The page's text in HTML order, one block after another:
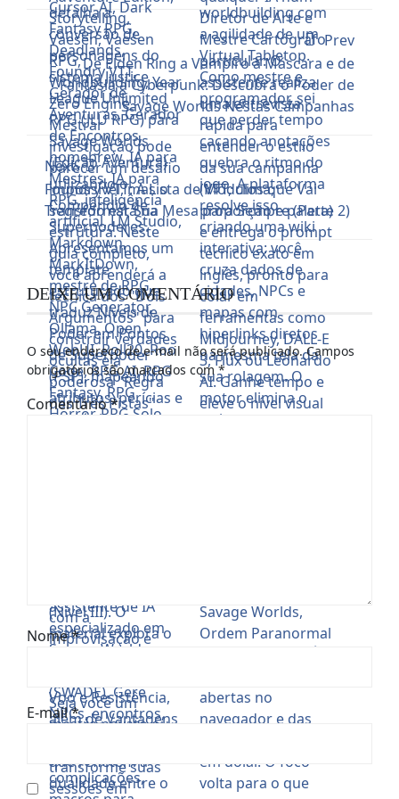
Prev
De Elden Ring a Vampiro a Máscara e de
Fantasia a Cyberpunk: Descubra o Poder de
Savage Worlds Nestas Campanhas
Next
Foundry VTT: A Lista de Módulos que Vai
Transformar Sua Mesa para Sempre (Parte 2)
DEIXE UM COMENTÁRIO
O seu endereço de e-mail não será publicado. Campos
obrigatórios são marcados com*
Comentário*
Nome*
E-mail*